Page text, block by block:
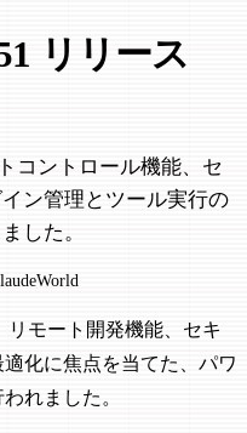
リリース
コントロール機能、セ
ン管理とツール実行の
した。
リモート開発機能、セキ
化に焦点を当てた、パワ
れました。